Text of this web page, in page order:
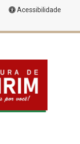
Acessibilidade